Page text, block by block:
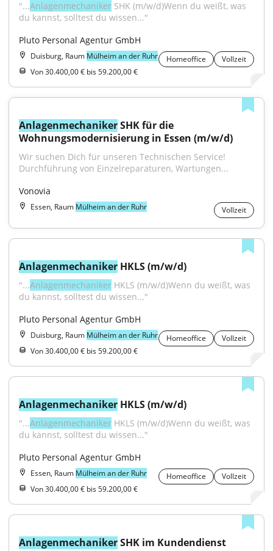
"...Anlagenmechaniker SHK (m/w/d)Wenn du weißt, was
du kannst, solltest du wissen..."
Pluto Personal Agentur GmbH
Duisburg, Raum Mülheim an der Ruhr Homeoffice
Vollzeit
Von 30.400,00 € bis 59.200,00 €
Anlagenmechaniker SHK für die
Wohnungsmodernisierung in Essen (m/w/d)
Wir suchen Dich für unseren Technischen Service!
Durchführung von Einzelreparaturen, Wartungen...
Vonovia
Essen, Raum Mülheim an der Ruhr Vollzeit
Anlagenmechaniker HKLS (m/w/d)
"...Anlagenmechaniker HKLS (m/w/d)Wenn du weißt, was
du kannst, solltest du wissen..."
Pluto Personal Agentur GmbH
Duisburg, Raum Mülheim an der Ruhr Homeoffice
Vollzeit
Von 30.400,00 € bis 59.200,00 €
Anlagenmechaniker HKLS (m/w/d)
"...Anlagenmechaniker HKLS (m/w/d)Wenn du weißt, was
du kannst, solltest du wissen..."
Pluto Personal Agentur GmbH
Essen, Raum Mülheim an der Ruhr Homeoffice
Vollzeit
Von 30.400,00 € bis 59.200,00 €
Anlagenmechaniker SHK im Kundendienst